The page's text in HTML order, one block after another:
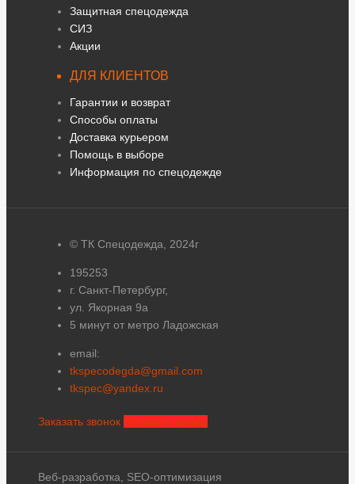
Защитная спецодежда
СИЗ
Акции
ДЛЯ КЛИЕНТОВ
Гарантии и возврат
Способы оплаты
Доставка курьером
Помощь в выборе
Информация по спецодежде
© ТК Спецодежда, 2024г
195253
г. Санкт-Петербург,
ул. Якорная 9а
5 минут от метро Ладожская
email:
tkspecodegda@gmail.com
tkspec@yandex.ru
Заказать звонок Оставить заявку
Веб-разработка, SEO-оптимизация